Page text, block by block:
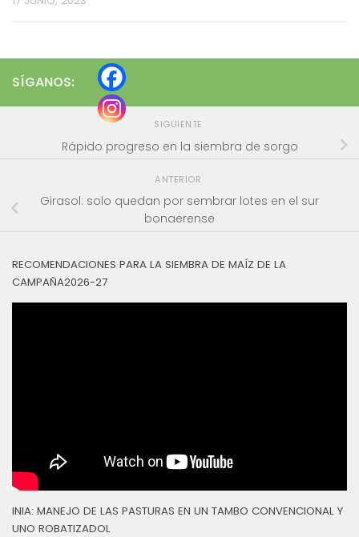
SÍGANOS:
SIGUIENTE
Rápido progreso en la siembra de sorgo
ANTERIOR
Girasol: solo quedan por sembrar lotes en el sur
bonaerense
RECOMENDACIONES PARA LA SIEMBRA DE MAÍZ DE LA
CAMPAÑA2026-27
INIA: MANEJO DE LAS PASTURAS EN UN TAMBO CONVENCIONAL Y
UNO ROBATIZADOL